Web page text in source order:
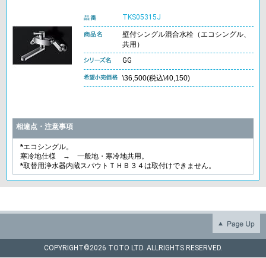
TKS05315J
壁付シングル混合水栓（エコシングル、
共用）
GG
\36,500(税込\40,150)
相違点・注意事項
*エコシングル。
寒冷地仕様 → 一般地・寒冷地共用。
*取替用浄水器内蔵スパウトＴＨＢ３４は取付けできません。
COPYRIGHT©2026 TOTO LTD. ALLRIGHTS RESERVED.